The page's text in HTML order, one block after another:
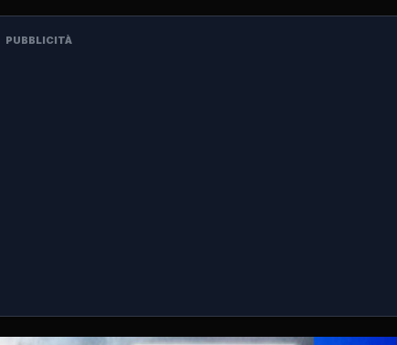
PUBBLICITÀ